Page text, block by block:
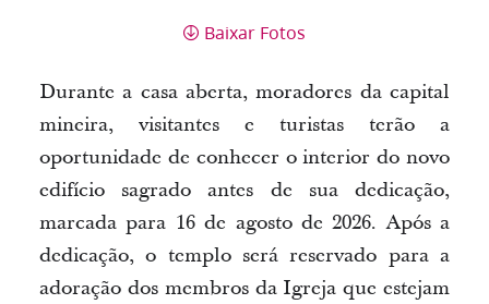
Baixar Fotos
Durante a casa aberta, moradores da capital
mineira, visitantes e turistas terão a
oportunidade de conhecer o interior do novo
edifício sagrado antes de sua dedicação,
marcada para 16 de agosto de 2026. Após a
dedicação, o templo será reservado para a
adoração dos membros da Igreja que estejam